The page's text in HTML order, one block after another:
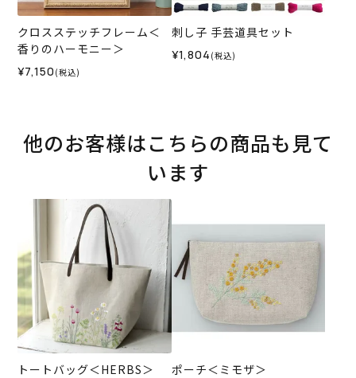
クロスステッチフレーム＜
香りのハーモニー＞
¥7,150 (税込)
刺し子 手芸道具セット
¥1,804 (税込)
他のお客様はこちらの商品も見て
います
トートバッグ＜HERBS＞ ポーチ＜ミモザ＞